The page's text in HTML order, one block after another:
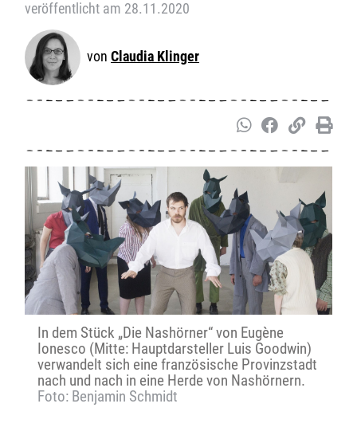
veröffentlicht am 28.11.2020
Claudia Klinger
In dem Stück „Die Nashörner“ von Eugène
Ionesco (Mitte: Hauptdarsteller Luis Goodwin)
verwandelt sich eine französische Provinzstadt
nach und nach in eine Herde von Nashörnern.
Foto: Benjamin Schmidt